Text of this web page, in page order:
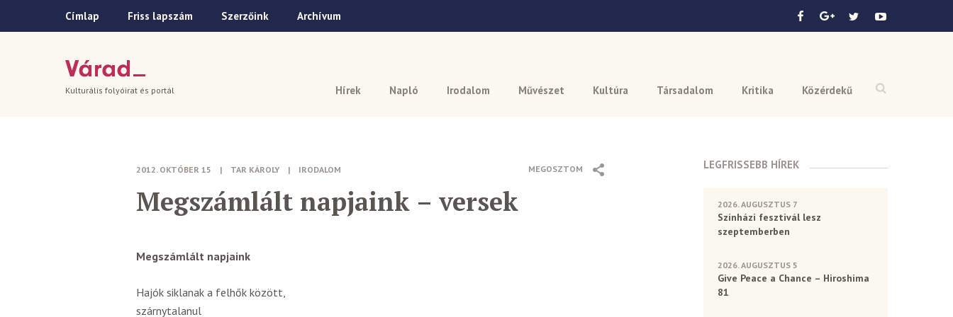
Címlap Friss lapszám Szerzőink Archívum
Hírek Napló Irodalom Művészet Kultúra Társadalom Kritika Közérdekű
Kulturális folyóirat és portál
MEGOSZTOM
2012. OKTÓBER 15 | TAR KÁROLY | IRODALOM
Megszámlált napjaink – versek
Megszámlált napjaink
Hajók siklanak a felhők között,
szárnytalanul
LEGFRISSEBB HÍREK
2026. AUGUSZTUS 7
Színházi fesztivál lesz
szeptemberben
2026. AUGUSZTUS 5
Give Peace a Chance – Hiroshima
81